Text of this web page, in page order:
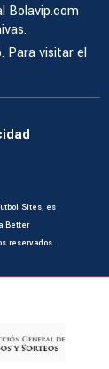
Bolavip.com
Para visitar el
Sites, es
Better
reservados.